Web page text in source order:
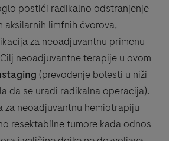
postići radikalno odstranjenje
aksilarnih limfnih čvorova,
za neoadjuvantnu primenu
neoadjuvantne terapije u ovom
(prevođenje bolesti u niži
da se uradi radikalna operacija).
za neoadjuvantnu hemiotrapiju
resektabilne tumore kada odnos